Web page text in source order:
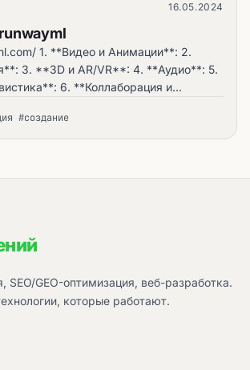
16.05.2024
1. **Видео и Анимации**: 2.
3. **3D и AR/VR**: 4. **Аудио**: 5.
6. **Коллаборация и
#создание
SEO/GEO-оптимизация, веб-разработка.
которые работают.